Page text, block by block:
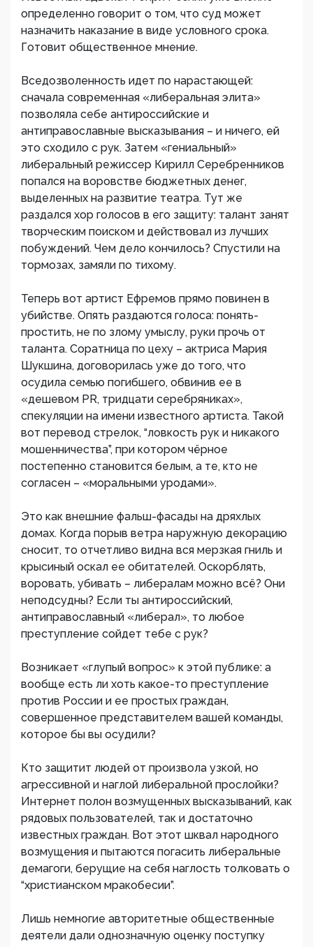
определенно говорит о том, что суд может
назначить наказание в виде условного срока.
Готовит общественное мнение.
Вседозволенность идет по нарастающей:
сначала современная «либеральная элита»
позволяла себе антироссийские и
антиправославные высказывания – и ничего, ей
это сходило с рук. Затем «гениальный»
либеральный режиссер Кирилл Серебренников
попался на воровстве бюджетных денег,
выделенных на развитие театра. Тут же
раздался хор голосов в его защиту: талант занят
творческим поиском и действовал из лучших
побуждений. Чем дело кончилось? Спустили на
тормозах, замяли по тихому.
Теперь вот артист Ефремов прямо повинен в
убийстве. Опять раздаются голоса: понять-
простить, не по злому умыслу, руки прочь от
таланта. Соратница по цеху – актриса Мария
Шукшина, договорилась уже до того, что
осудила семью погибшего, обвинив ее в
«дешевом PR, тридцати серебряниках»,
спекуляции на имени известного артиста. Такой
вот перевод стрелок, “ловкость рук и никакого
мошенничества”, при котором чёрное
постепенно становится белым, а те, кто не
согласен – «моральными уродами».
Это как внешние фальш-фасады на дряхлых
домах. Когда порыв ветра наружную декорацию
сносит, то отчетливо видна вся мерзкая гниль и
крысиный оскал ее обитателей. Оскорблять,
воровать, убивать – либералам можно всё? Они
неподсудны? Если ты антироссийский,
антиправославный «либерал», то любое
преступление сойдет тебе с рук?
Возникает «глупый вопрос» к этой публике: а
вообще есть ли хоть какое-то преступление
против России и ее простых граждан,
совершенное представителем вашей команды,
которое бы вы осудили?
Кто защитит людей от произвола узкой, но
агрессивной и наглой либеральной прослойки?
Интернет полон возмущенных высказываний, как
рядовых пользователей, так и достаточно
известных граждан. Вот этот шквал народного
возмущения и пытаются погасить либеральные
демагоги, берущие на себя наглость толковать о
“христианском мракобесии”.
Лишь немногие авторитетные общественные
деятели дали однозначную оценку поступку